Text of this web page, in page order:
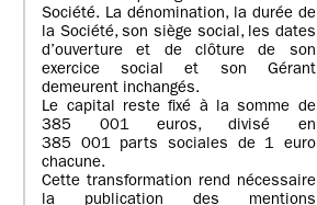
Société. La dénomination, la durée de
la Société, son siège social, les dates
d’ouverture et de clôture de son
exercice social et son Gérant
demeurent inchangés.
Le capital reste fixé à la somme de
385 001 euros, divisé en
385 001 parts sociales de 1 euro
chacune.
Cette transformation rend nécessaire
la publication des mentions